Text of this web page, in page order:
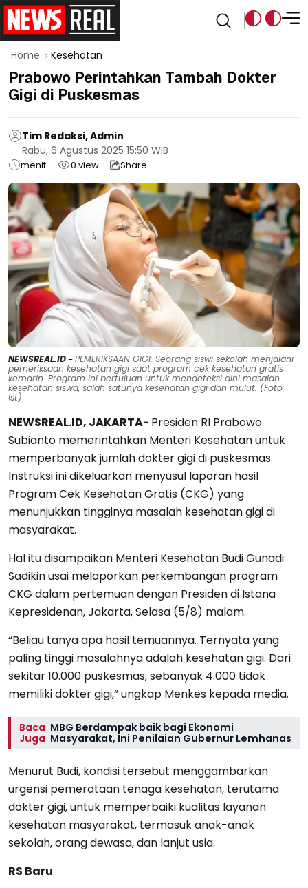
Home Kesehatan
Prabowo Perintahkan Tambah Dokter
Gigi di Puskesmas
Tim Redaksi, Admin
Rabu, 6 Agustus 2025 15:50 WIB
menit 0 view Share
NEWSREAL.ID -PEMERIKSAAN GIGI: Seorang siswi sekolah menjalani
pemeriksaan kesehatan gigi saat program cek kesehatan gratis
kemarin. Program ini bertujuan untuk mendeteksi dini masalah
kesehatan siswa, salah satunya kesehatan gigi dan mulut. (Foto:
Ist)
NEWSREAL.ID, JAKARTA- Presiden RI Prabowo
Subianto memerintahkan Menteri Kesehatan untuk
memperbanyak jumlah dokter gigi di puskesmas.
Instruksi ini dikeluarkan menyusul laporan hasil
Program Cek Kesehatan Gratis (CKG) yang
menunjukkan tingginya masalah kesehatan gigi di
masyarakat.
Hal itu disampaikan Menteri Kesehatan Budi Gunadi
Sadikin usai melaporkan perkembangan program
CKG dalam pertemuan dengan Presiden di Istana
Kepresidenan, Jakarta, Selasa (5/8) malam.
“Beliau tanya apa hasil temuannya. Ternyata yang
paling tinggi masalahnya adalah kesehatan gigi. Dari
sekitar 10.000 puskesmas, sebanyak 4.000 tidak
memiliki dokter gigi,” ungkap Menkes kepada media.
Baca
Juga
MBG Berdampak baik bagi Ekonomi
Masyarakat, Ini Penilaian Gubernur Lemhanas
Menurut Budi, kondisi tersebut menggambarkan
urgensi pemerataan tenaga kesehatan, terutama
dokter gigi, untuk memperbaiki kualitas layanan
kesehatan masyarakat, termasuk anak-anak
sekolah, orang dewasa, dan lanjut usia.
RS Baru